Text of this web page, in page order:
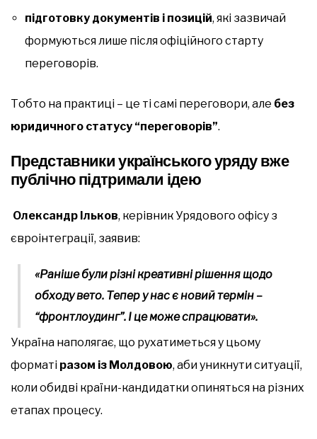
підготовку документів і позицій, які зазвичай
формуються лише після офіційного старту
переговорів.
Тобто на практиці – це ті самі переговори, але без
юридичного статусу “переговорів”.
Представники українського уряду вже
публічно підтримали ідею
Олександр Ільков, керівник Урядового офісу з
євроінтеграції, заявив:
«Раніше були різні креативні рішення щодо
обходу вето. Тепер у нас є новий термін –
“фронтлоудинг”. І це може спрацювати».
Україна наполягає, що рухатиметься у цьому
форматі разом із Молдовою, аби уникнути ситуації,
коли обидві країни-кандидатки опиняться на різних
етапах процесу.